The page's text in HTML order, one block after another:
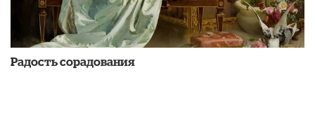
Радость сорадования